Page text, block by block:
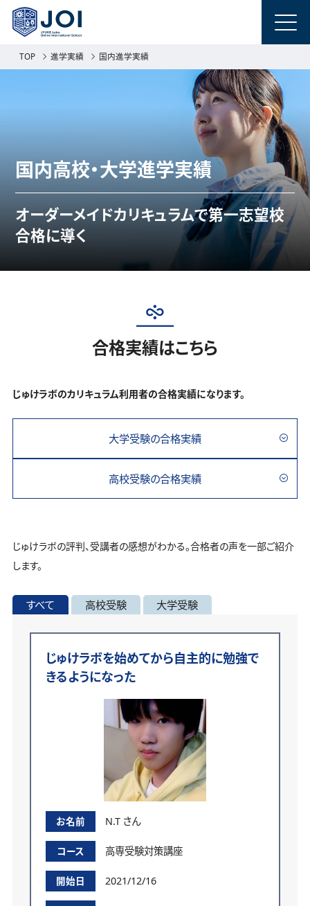
TOP 進学実績 国内進学実績
国内高校・大学進学実績
オーダーメイドカリキュラムで第一志望校
合格に導く
合格実績はこちら
じゅけラボのカリキュラム利用者の合格実績になります。
大学受験の合格実績
高校受験の合格実績
じゅけラボの評判、受講者の感想がわかる。合格者の声を一部ご紹介
します。
すべて
じゅけラボを始めてから自主的に勉強で
きるようになった
お名前 N.T さん
コース 高専受験対策講座
開始日 2021/12/16
高校受験 大学受験